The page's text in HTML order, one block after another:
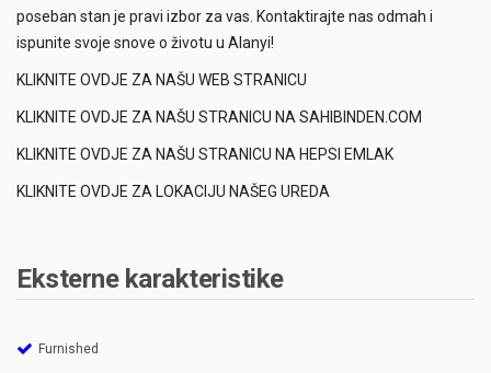
poseban stan je pravi izbor za vas. Kontaktirajte nas odmah i
ispunite svoje snove o životu u Alanyi!
KLIKNITE OVDJE ZA NAŠU WEB STRANICU
KLIKNITE OVDJE ZA NAŠU STRANICU NA SAHIBINDEN.COM
KLIKNITE OVDJE ZA NAŠU STRANICU NA HEPSI EMLAK
KLIKNITE OVDJE ZA LOKACIJU NAŠEG UREDA
Eksterne karakteristike
Furnished